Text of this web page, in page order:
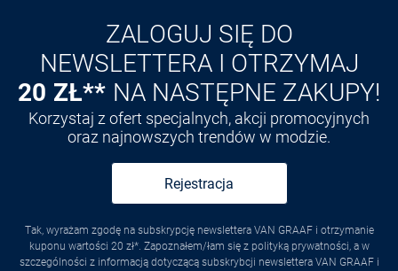
ZALOGUJ SIĘ DO
NEWSLETTERA I OTRZYMAJ
20 ZŁ** NA NASTĘPNE ZAKUPY!
Korzystaj z ofert specjalnych, akcji promocyjnych
oraz najnowszych trendów w modzie.
Rejestracja
Tak, wyrażam zgodę na subskrypcję newslettera VAN GRAAF i otrzymanie
kuponu wartości 20 zł*. Zapoznałem/łam się z polityką prywatności, a w
szczególności z informacją dotyczącą subskrybcji newslettera VAN GRAAF i